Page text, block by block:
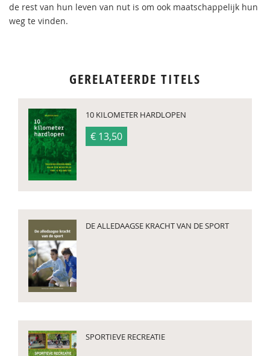
de rest van hun leven van nut is om ook maatschappelijk hun
weg te vinden.
GERELATEERDE TITELS
10 KILOMETER HARDLOPEN
€ 13,50
DE ALLEDAAGSE KRACHT VAN DE SPORT
SPORTIEVE RECREATIE